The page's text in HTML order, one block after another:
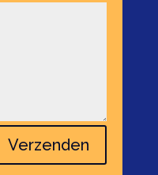
Verzenden